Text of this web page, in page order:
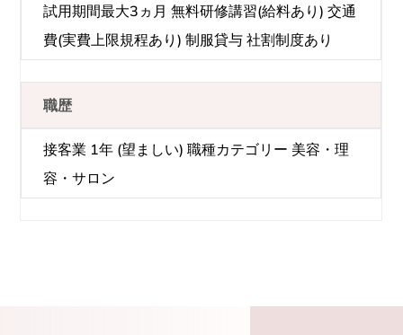
試用期間最大3ヵ月 無料研修講習(給料あり) 交通
費(実費上限規程あり) 制服貸与 社割制度あり
職歴
接客業 1年 (望ましい) 職種カテゴリー 美容・理
容・サロン